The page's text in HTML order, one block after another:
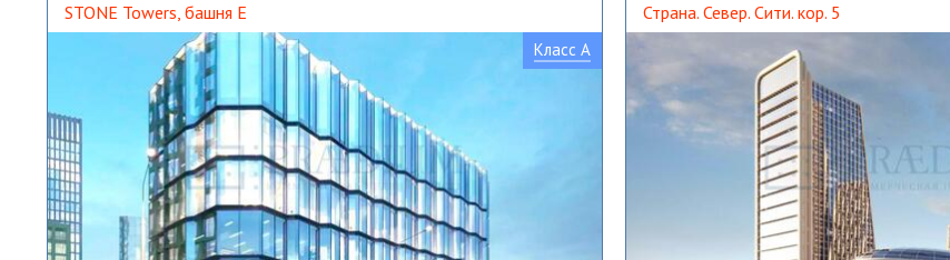
STONE Towers, башня Е
Класс A
Страна. Север. Сити. кор. 5